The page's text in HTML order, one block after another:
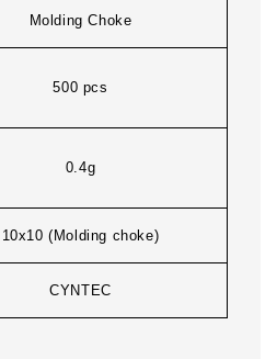
Molding Choke
500 pcs
0.4g
10x10 (Molding choke)
CYNTEC